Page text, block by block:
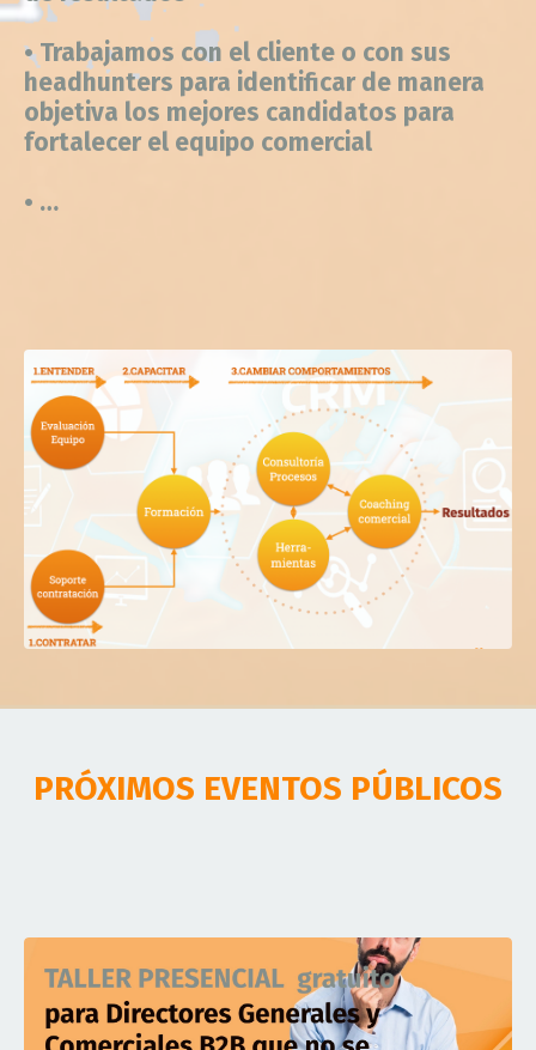
• Trabajamos con el cliente o con sus
headhunters para identificar de manera
objetiva los mejores candidatos para
fortalecer el equipo comercial